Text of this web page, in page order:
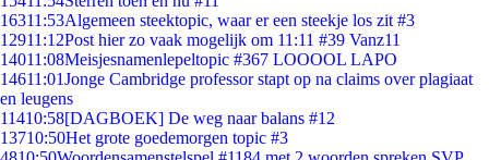
16311:53Algemeen steektopic, waar er een steekje los zit #3
12911:12Post hier zo vaak mogelijk om 11:11 #39 Vanz11
14011:08Meisjesnamenlepeltopic #367 LOOOOL LAPO
14611:01Jonge Cambridge professor stapt op na claims over plagiaat
en leugens
11410:58[DAGBOEK] De weg naar balans #12
13710:50Het grote goedemorgen topic #3